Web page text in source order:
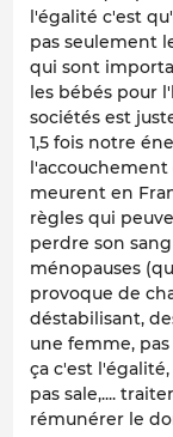
l'égalité c'est
pas seulement
qui sont
les bébés pour
sociétés est
1,5 fois notre
l'accouchement
meurent en
règles qui
perdre son
ménopauses
provoque de
déstabilisant,
une femme,
ça c'est
pas sale,....
rémunérer le